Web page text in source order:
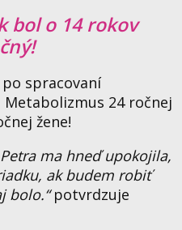
bol o 14 rokov
spracovaní
Metabolizmus 24 ročnej
žene!
ma hneď upokojila,
ak budem robiť
bolo.“potvrdzuje